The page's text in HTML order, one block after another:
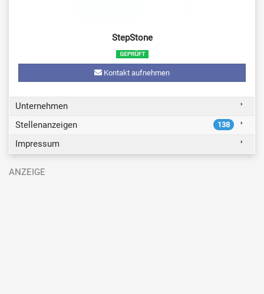
StepStone
Kontakt aufnehmen
Unternehmen
Stellenanzeigen
138
Impressum